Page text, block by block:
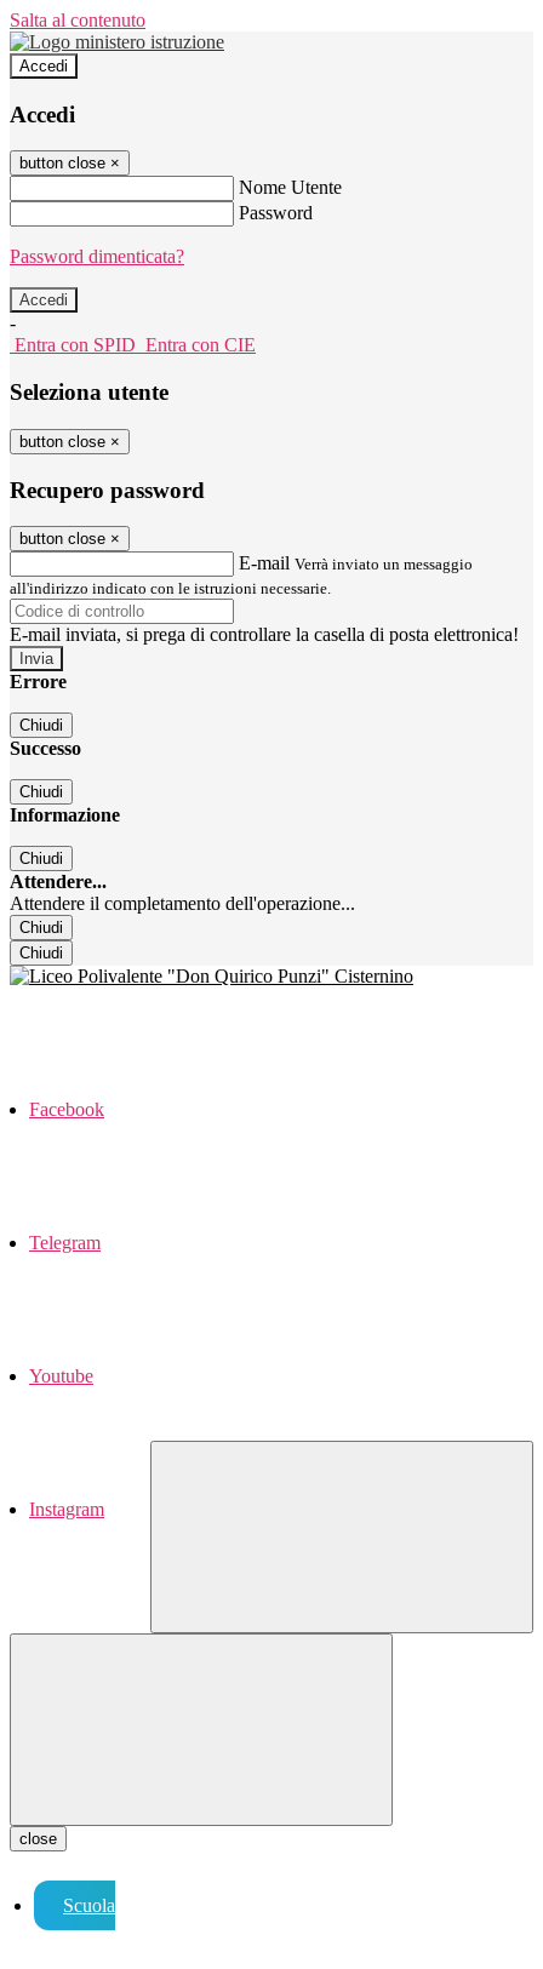
Salta al contenuto
Accedi
Accedi
button close ×
Nome Utente
Password
Password dimenticata?
-
Entra con SPID Entra con CIE
Seleziona utente
button close ×
Recupero password
button close ×
E-mail Verrà inviato un messaggio
all'indirizzo indicato con le istruzioni necessarie.
E-mail inviata, si prega di controllare la casella di posta elettronica!
Errore
Chiudi
Successo
Chiudi
Informazione
Chiudi
Attendere...
Attendere il completamento dell'operazione...
Chiudi
Chiudi
Facebook
Telegram
Youtube
Instagram
close
Scuola